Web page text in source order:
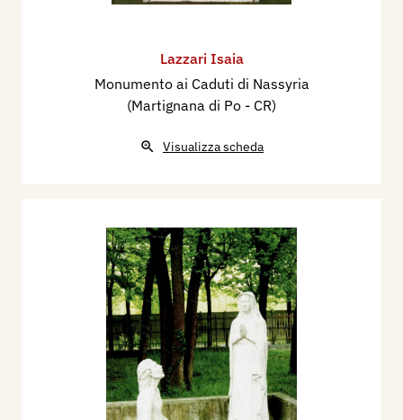
Lazzari Isaia
Monumento ai Caduti di Nassyria
(Martignana di Po - CR)
Visualizza scheda